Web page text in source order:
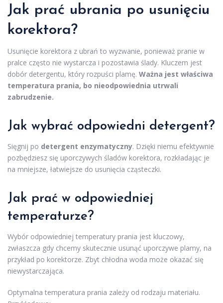
Jak prać ubrania po usunięciu
korektora?
Usunięcie korektora z ubrań to wyzwanie, ponieważ pranie w
pralce często nie wystarcza i pozostawia ślady. Kluczem jest
dobór detergentu, który rozpuści plamę. Ważna jest właściwa
temperatura prania, bo nieodpowiednia utrwali
zabrudzenie.
Jak wybrać odpowiedni detergent?
Sięgnij po detergent enzymatyczny. Dzięki niemu efektywnie
pozbędziesz się uporczywych śladów korektora, rozkładając je
na mniejsze, łatwiejsze do usunięcia cząsteczki.
Jak prać w odpowiedniej
temperaturze?
Wybór odpowiedniej temperatury prania jest kluczowy,
zwłaszcza gdy chcemy skutecznie usunąć uporczywe plamy, na
przykład po korektorze. Zbyt chłodna woda może okazać się
niewystarczająca.
Optymalna temperatura prania zależy od rodzaju materiału.